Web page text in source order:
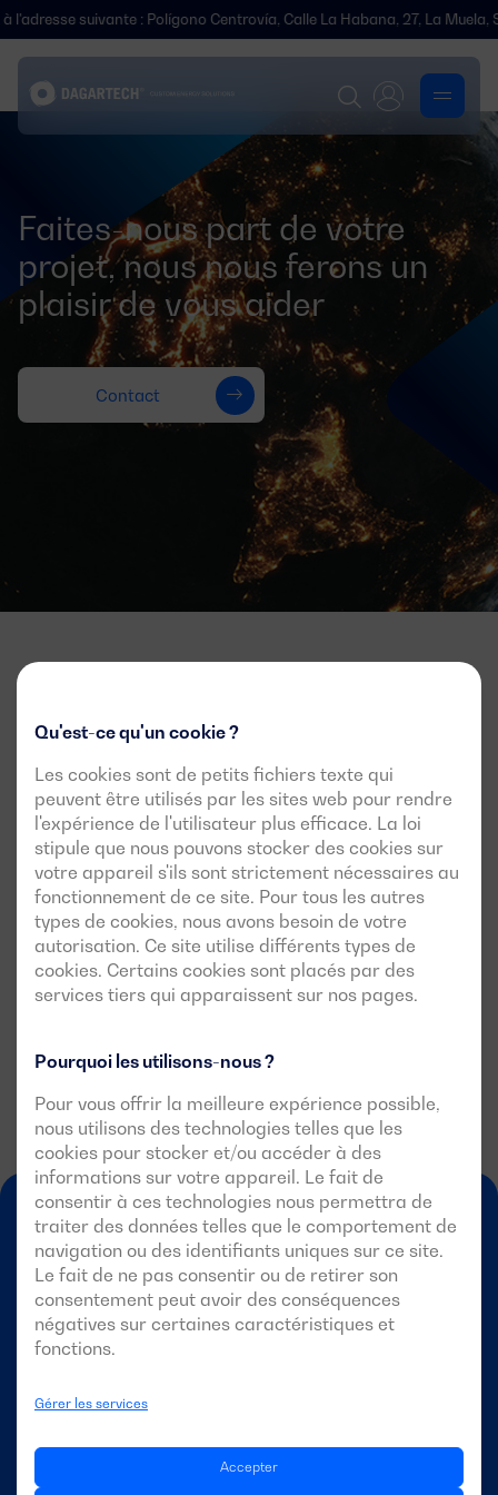
Qu'est-ce qu'un cookie ?
Les cookies sont de petits fichiers texte qui
peuvent être utilisés par les sites web pour rendre
l'expérience de l'utilisateur plus efficace. La loi
stipule que nous pouvons stocker des cookies sur
votre appareil s'ils sont strictement nécessaires au
fonctionnement de ce site. Pour tous les autres
types de cookies, nous avons besoin de votre
autorisation. Ce site utilise différents types de
cookies. Certains cookies sont placés par des
services tiers qui apparaissent sur nos pages.
Pourquoi les utilisons-nous ?
Pour vous offrir la meilleure expérience possible,
nous utilisons des technologies telles que les
cookies pour stocker et/ou accéder à des
informations sur votre appareil. Le fait de
consentir à ces technologies nous permettra de
traiter des données telles que le comportement de
navigation ou des identifiants uniques sur ce site.
Le fait de ne pas consentir ou de retirer son
consentement peut avoir des conséquences
négatives sur certaines caractéristiques et
fonctions.
Gérer les services
Accepter
suivante : Polígono Centrovía, Calle La Habana, 27, La Muela,
Faites-nous part de votre
projet, nous nous ferons un
plaisir de vous aider
Contact
Newsletter
Offres, lancements et actualités
Inscrivez-vous à la lettre d'information pour tout savoir.
Email
J'accepte d'être tenu informé par le biais de cette
newsletter
DAGARTECH
FR-FR